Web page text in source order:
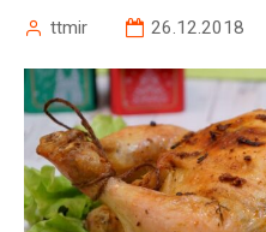
ttmir 26.12.2018